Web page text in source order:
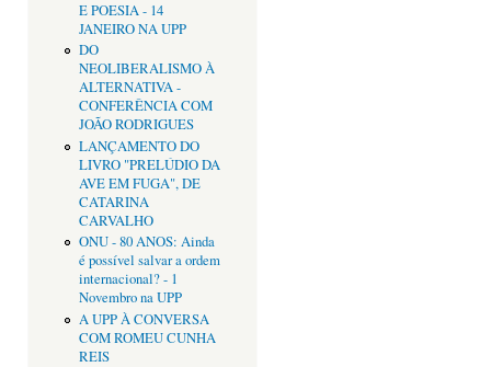
E POESIA - 14
JANEIRO NA UPP
DO
NEOLIBERALISMO À
ALTERNATIVA -
CONFERÊNCIA COM
JOÃO RODRIGUES
LANÇAMENTO DO
LIVRO "PRELÚDIO DA
AVE EM FUGA", DE
CATARINA
CARVALHO
ONU - 80 ANOS: Ainda
é possível salvar a ordem
internacional? - 1
Novembro na UPP
A UPP À CONVERSA
COM ROMEU CUNHA
REIS